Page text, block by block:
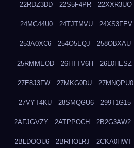
22RDZ3DD 22S5F4PR 22XXR3UO
24MC44U0 24TJTMVU 24XS3FEV
253A0XC6 254O5EQJ 258OBXAU
25RMMEOD 26HTTV6H 26L0HESZ
27E8J3FW 27MKG0DU 27MNQPU0
27VYT4KU 28SMQGU6 299T1G15
2AFJGVZY 2ATPPOCH 2B2G3AW2
2BLDOOU6 2BRHOLRJ 2CKA0HWT